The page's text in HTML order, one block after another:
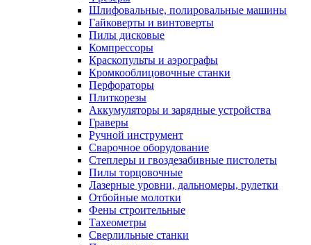
Шлифовальные, полировальные машины
Гайковерты и винтоверты
Пилы дисковые
Компрессоры
Краскопульты и аэрографы
Кромкооблицовочные станки
Перфораторы
Плиткорезы
Аккумуляторы и зарядные устройства
Граверы
Ручной инструмент
Сварочное оборудование
Степлеры и гвоздезабивные пистолеты
Пилы торцовочные
Лазерные уровни, дальномеры, рулетки
Отбойные молотки
Фены строительные
Тахеометры
Сверлильные станки